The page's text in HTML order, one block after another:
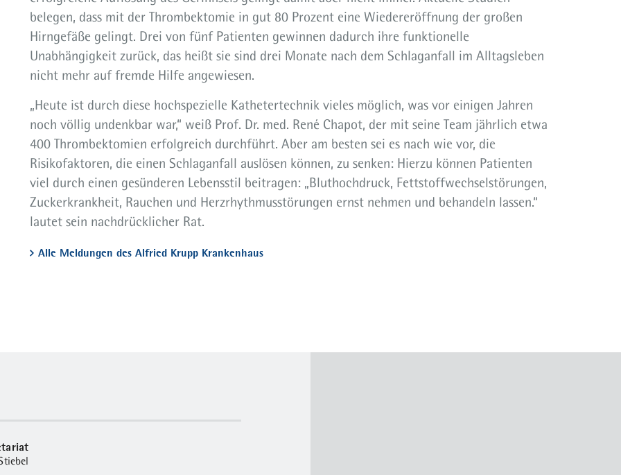
belegen, dass mit der Thrombektomie in gut 80 Prozent eine Wiedereröffnung der großen
Hirngefäße gelingt. Drei von fünf Patienten gewinnen dadurch ihre funktionelle
Unabhängigkeit zurück, das heißt sie sind drei Monate nach dem Schlaganfall im Alltagsleben
nicht mehr auf fremde Hilfe angewiesen.
„Heute ist durch diese hochspezielle Kathetertechnik vieles möglich, was vor einigen Jahren
noch völlig undenkbar war,“ weiß Prof. Dr. med. René Chapot, der mit seine Team jährlich etwa
400 Thrombektomien erfolgreich durchführt. Aber am besten sei es nach wie vor, die
Risikofaktoren, die einen Schlaganfall auslösen können, zu senken: Hierzu können Patienten
viel durch einen gesünderen Lebensstil beitragen: „Bluthochdruck, Fettstoffwechselstörungen,
Zuckerkrankheit, Rauchen und Herzrhythmusstörungen ernst nehmen und behandeln lassen.“
lautet sein nachdrücklicher Rat.
Alle Meldungen des Alfried Krupp Krankenhaus